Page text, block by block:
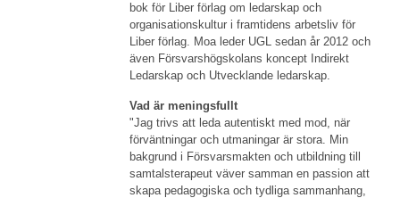
bok för Liber förlag om ledarskap och
organisationskultur i framtidens arbetsliv för
Liber förlag. Moa leder UGL sedan år 2012 och
även Försvarshögskolans koncept Indirekt
Ledarskap och Utvecklande ledarskap.
Vad är meningsfullt
"Jag trivs att leda autentiskt med mod, när
förväntningar och utmaningar är stora. Min
bakgrund i Försvarsmakten och utbildning till
samtalsterapeut väver samman en passion att
skapa pedagogiska och tydliga sammanhang,